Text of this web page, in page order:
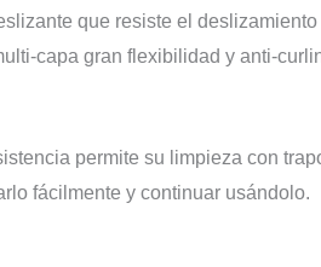
que resiste el
capa gran flexibilidad y anti-
permite su limpieza con
fácilmente y continuar usándolo.